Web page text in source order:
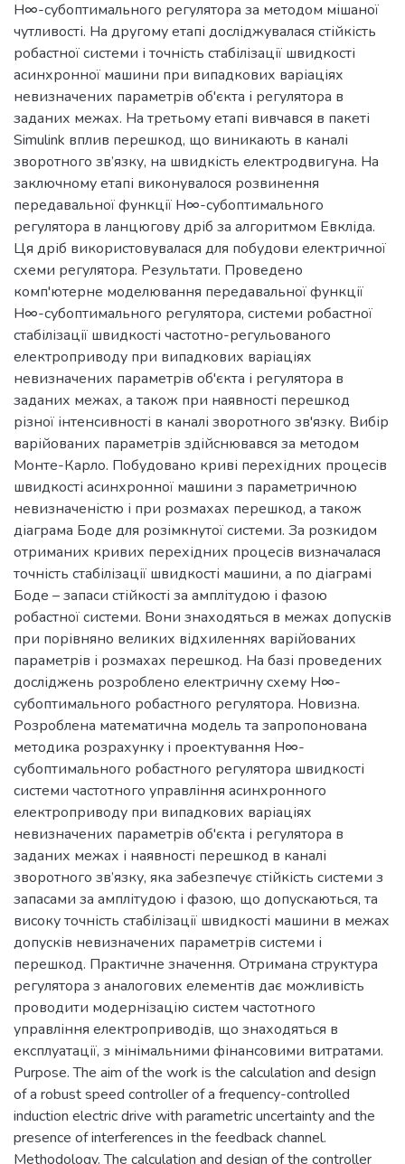
Н∞-субоптимального регулятора за методом мішаної
чутливості. На другому етапі досліджувалася стійкість
робастної системи і точність стабілізації швидкості
асинхронної машини при випадкових варіаціях
невизначених параметрів об'єкта і регулятора в
заданих межах. На третьому етапі вивчався в пакеті
Simulink вплив перешкод, що виникають в каналі
зворотного зв’язку, на швидкість електродвигуна. На
заключному етапі виконувалося розвинення
передавальної функції Н∞-субоптимального
регулятора в ланцюгову дріб за алгоритмом Евкліда.
Ця дріб використовувалася для побудови електричної
схеми регулятора. Результати. Проведено
комп'ютерне моделювання передавальної функції
Н∞-субоптимального регулятора, системи робастної
стабілізації швидкості частотно-регульованого
електроприводу при випадкових варіаціях
невизначених параметрів об'єкта і регулятора в
заданих межах, а також при наявності перешкод
різної інтенсивності в каналі зворотного зв'язку. Вибір
варійованих параметрів здійснювався за методом
Монте-Карло. Побудовано криві перехідних процесів
швидкості асинхронної машини з параметричною
невизначеністю і при розмахах перешкод, а також
діаграма Боде для розімкнутої системи. За розкидом
отриманих кривих перехідних процесів визначалася
точність стабілізації швидкості машини, а по діаграмі
Боде – запаси стійкості за амплітудою і фазою
робастної системи. Вони знаходяться в межах допусків
при порівняно великих відхиленнях варійованих
параметрів і розмахах перешкод. На базі проведених
досліджень розроблено електричну схему Н∞-
субоптимального робастного регулятора. Новизна.
Розроблена математична модель та запропонована
методика розрахунку і проектування Н∞-
субоптимального робастного регулятора швидкості
системи частотного управління асинхронного
електроприводу при випадкових варіаціях
невизначених параметрів об'єкта і регулятора в
заданих межах і наявності перешкод в каналі
зворотного зв’язку, яка забезпечує стійкість системи з
запасами за амплітудою і фазою, що допускаються, та
високу точність стабілізації швидкості машини в межах
допусків невизначених параметрів системи і
перешкод. Практичне значення. Отримана структура
регулятора з аналогових елементів дає можливість
проводити модернізацію систем частотного
управління електроприводів, що знаходяться в
експлуатації, з мінімальними фінансовими витратами.
Purpose. The aim of the work is the calculation and design
of a robust speed controller of a frequency-controlled
induction electric drive with parametric uncertainty and the
presence of interferences in the feedback channel.
Methodology. The calculation and design of the controller